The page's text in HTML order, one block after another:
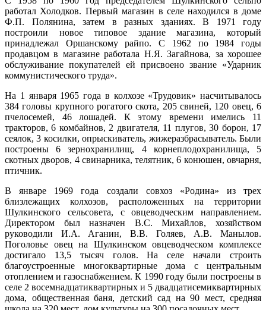
12:06:8501002:105
Шулка, мкр микрорайон, д 3
зу нет
12:06:8501002:119
Марий Эл, р-н Оршанский, с
Шулка, мкр микрорайон, д 3
зу нет
12:06:8501002:144
Марий Эл, р-н Оршанский, с
Шулка, мкр микрорайон, д 3
зу нет
12:06:8501002:146
Марий Эл, р-н Оршанский, с
Шулка, мкр микрорайон, д 3
зу нет
12:06:8501002:150
Шулка, мкр микрорайон, д 3
зу нет
12:06:8501002:164
Марий Эл, р-н Оршанский, с
Шулка, мкр микрорайон, д 3
зу нет
12:06:8501002:174
Марий Эл, р-н Оршанский, с
Шулка, мкр микрорайон, д 3
зу нет
12:06:8501002:178
Марий Эл, р-н Оршанский, с
Шулка, мкр микрорайон, д 3
зу нет
12:06:8501002:90
Марий Эл, р-н Оршанский, с
Шулка, мкр микрорайон, д 3
зу нет
12:06:8501002:93
Марий Эл, р-н Оршанский, с
Шулка, мкр микрорайон, д 3
зу нет
12:06:8501002:135
Марий Эл, р-н Оршанский, с
Шулка, мкр микрорайон, д
39
зу нет
12:06:8501002:134
Марий Эл, р-н Оршанский, с
Шулка, мкр микрорайон, д 4
зу нет
12:06:8501002:142
Марий Эл, р-н Оршанский, с
Шулка, мкр микрорайон, д 4
зу нет
-3.9°
754
91%
7.6
222°
18:00
-2.9°
751
88%
8
234°
21:00
-1.8°
748
92%
7.5
250°
16.02
00:00
-0.3°
работал Холодков. Первый магазин в селе находился в доме
Ф.П. Полянина, затем в разных зданиях. В 1971 году
построили новое типовое здание магазина, который
принадлежал Оршанскому райпо. С 1962 по 1984 годы
продавцом в магазине работала Н.Я. Загайнова, за хорошее
обслуживание покупателей ей присвоено звание «Ударник
коммунистического труда».
На 1 января 1965 года в колхозе «Трудовик» насчитывалось
384 головы крупного рогатого скота, 205 свиней, 120 овец, 6
пчелосемей, 46 лошадей. К этому времени имелись 11
тракторов, 6 комбайнов, 2 двигателя, 11 плугов, 30 борон, 17
сеялок, 3 косилки, опрыскиватель, жижеразбрасыватель. Были
построены 6 зернохранилищ, 4 корнеплодохранилища, 5
скотных дворов, 4 свинарника, телятник, 6 конюшен, овчарня,
птичник.
В январе 1969 года создали совхоз «Родина» из трех
близлежащих колхозов, расположенных на территории
Шулкинского сельсовета, с овцеводческим направлением.
Директором был назначен B.C. Михайлов, хозяйством
руководили И.А. Аганин, В.В. Голяев, А.В. Манылов.
Поголовье овец на Шулкинском овцеводческом комплексе
достигало 13,5 тысяч голов. На селе начали строить
благоустроенные многоквартирные дома с центральным
отоплением и газоснабжением. К 1990 году были построены в
селе 2 восемнадцатиквартирных и 5 двадцатисемиквартирных
дома, общественная баня, детский сад на 90 мест, средняя